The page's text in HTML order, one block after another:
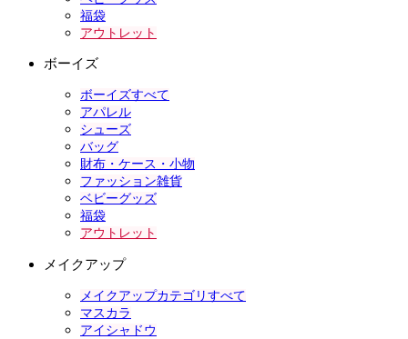
福袋
アウトレット
ボーイズ
ボーイズすべて
アパレル
シューズ
バッグ
財布・ケース・小物
ファッション雑貨
ベビーグッズ
福袋
アウトレット
メイクアップ
メイクアップカテゴリすべて
マスカラ
アイシャドウ